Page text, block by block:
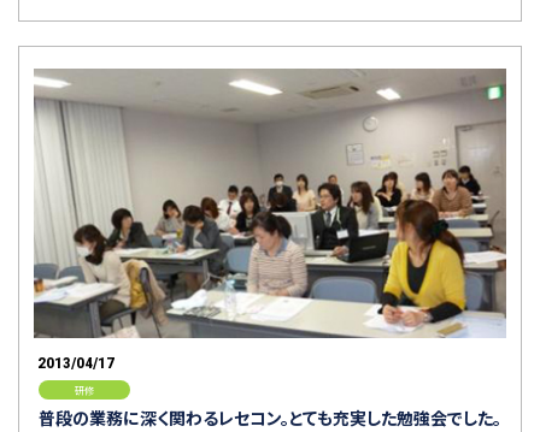
2013/04/17
研修
普段の業務に深く関わるレセコン。とても充実した勉強会でした。